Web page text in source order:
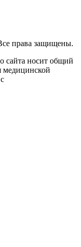
права защищены.
сайта носит общий
медицинской